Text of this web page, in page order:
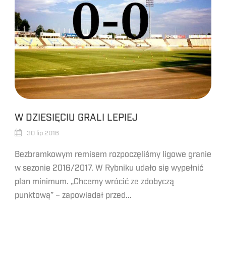
W DZIESIĘCIU GRALI LEPIEJ
30 lip 2016
Bezbramkowym remisem rozpoczęliśmy ligowe granie
w sezonie 2016/2017. W Rybniku udało się wypełnić
plan minimum. „Chcemy wrócić ze zdobyczą
punktową” – zapowiadał przed...